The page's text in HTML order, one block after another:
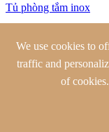
Tủ phòng tắm inox
Bàn trang điểm
Bàn trang điểm
Tủ bếp ngoài
We use cookies to
traffic and
of